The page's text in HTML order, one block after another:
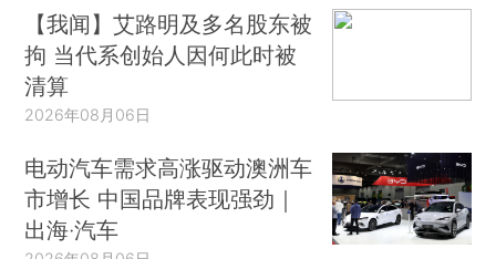
【我闻】艾路明及多名股东被
拘 当代系创始人因何此时被
清算
2026年08月06日
电动汽车需求高涨驱动澳洲车
市增长 中国品牌表现强劲｜
出海·汽车